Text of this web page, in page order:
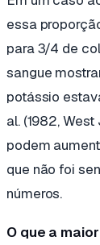
essa
para 3/4 de
sangue
potássio
al. (1982,West
podem
que não foi
números.
O que a